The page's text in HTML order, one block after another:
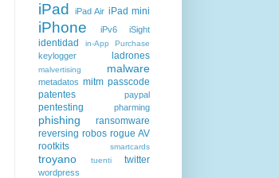
iPad
iPad Air iPad mini
iPhone iPv6 iSight
identidad in-App Purchase
keylogger ladrones
malvertising malware
metadatos mitm passcode
patentes
paypal
pentesting pharming
phishing
ransomware
reversing robos rogue AV
rootkits
smartcards
troyano tuenti twitter
wordpress